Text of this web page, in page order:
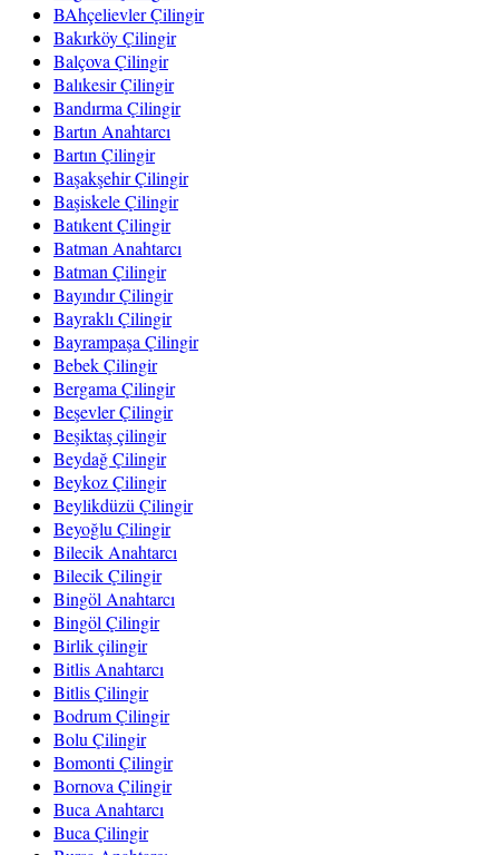
BAhçelievler Çilingir
Bakırköy Çilingir
Balçova Çilingir
Balıkesir Çilingir
Bandırma Çilingir
Bartın Anahtarcı
Bartın Çilingir
Başakşehir Çilingir
Başiskele Çilingir
Batıkent Çilingir
Batman Anahtarcı
Batman Çilingir
Bayındır Çilingir
Bayraklı Çilingir
Bayrampaşa Çilingir
Bebek Çilingir
Bergama Çilingir
Beşevler Çilingir
Beşiktaş çilingir
Beydağ Çilingir
Beykoz Çilingir
Beylikdüzü Çilingir
Beyoğlu Çilingir
Bilecik Anahtarcı
Bilecik Çilingir
Bingöl Anahtarcı
Bingöl Çilingir
Birlik çilingir
Bitlis Anahtarcı
Bitlis Çilingir
Bodrum Çilingir
Bolu Çilingir
Bomonti Çilingir
Bornova Çilingir
Buca Anahtarcı
Buca Çilingir